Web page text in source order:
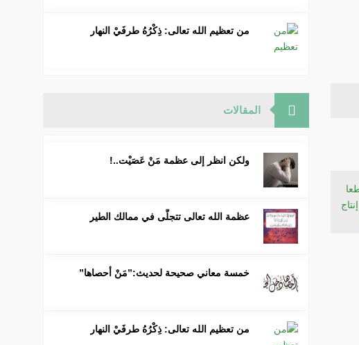
من تعظيم الله تعالى: ذِكْرُهُ طرفَيْ النهار
المقالات
ولكن انظر إلى عظمة مَنْ عَصَيْت..!
عظمة الله تعالى تتجلَّى في ممالك الطير
خمسة معاني صحيحة لحديث:”مَنْ أحصاها”
من تعظيم الله تعالى: ذِكْرُهُ طرفَيْ النهار